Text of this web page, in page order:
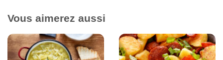
Vous aimerez aussi